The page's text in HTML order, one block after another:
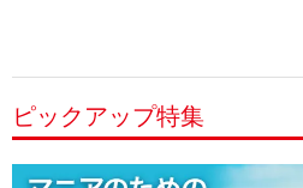
ピックアップ特集